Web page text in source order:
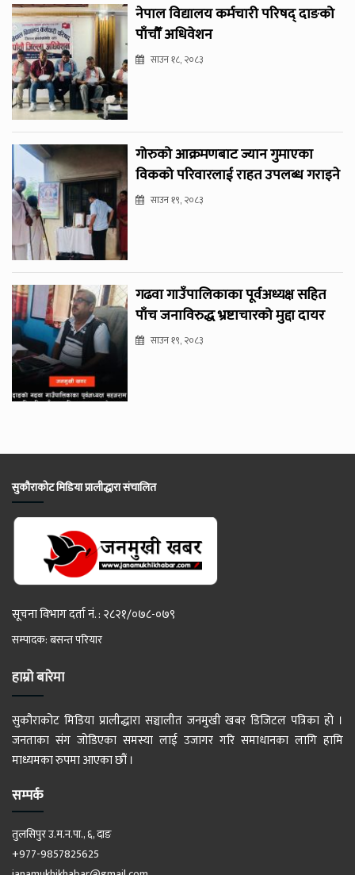
नेपाल विद्यालय कर्मचारी परिषद् दाङको
पाँचौँ अधिवेशन
साउन १८, २०८३
गोरुको आक्रमणबाट ज्यान गुमाएका
विकको परिवारलाई राहत उपलब्ध गराइने
साउन १९, २०८३
गढवा गाउँपालिकाका पूर्वअध्यक्ष सहित
पाँच जनाविरुद्ध भ्रष्टाचारको मुद्दा दायर
साउन १९, २०८३
सुकौराकोट मिडिया प्रालीद्धारा संचालित
सूचना विभाग दर्ता नं. : २८२१/०७८-०७९
सम्पादक: बसन्त परियार
हाम्रो बारेमा
सुकौराकोट मिडिया प्रालीद्धारा सञ्चालीत जनमुखी खबर डिजिटल पत्रिका हो ।
जनताका संग जोडिएका समस्या लाई उजागर गरि समाधानका लागि हामि
माध्यमका रुपमा आएका छौं ।
सम्पर्क
तुलसिपुर उ.म.न.पा., ६, दाङ
+977-9857825625